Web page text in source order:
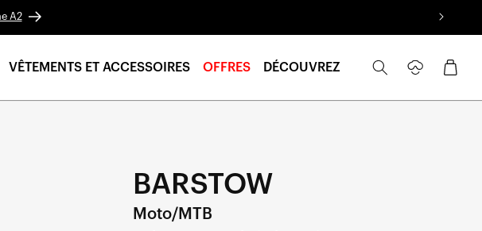
A2
VÊTEMENTS ET ACCESSOIRES OFFRES DÉCOUVREZ
connecter
Panier
BARSTOW
Moto/MTB